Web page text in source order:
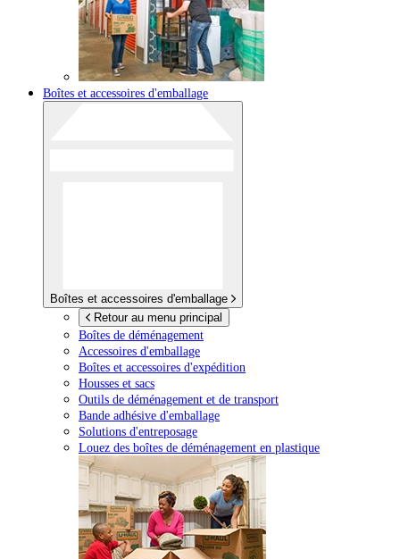
Boîtes et accessoires d'emballage
Boîtes et accessoires d'emballage
Retour au menu principal
Boîtes de déménagement
Accessoires d'emballage
Boîtes et accessoires d'expédition
Housses et sacs
Outils de déménagement et de transport
Bande adhésive d'emballage
Solutions d'entreposage
Louez des boîtes de déménagement en plastique